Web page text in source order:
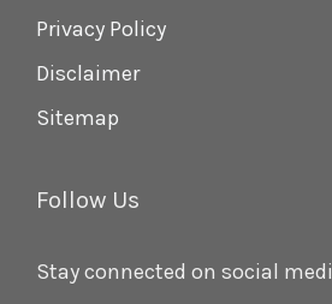
Privacy Policy
Disclaimer
Sitemap
Follow Us
Stay connected on social